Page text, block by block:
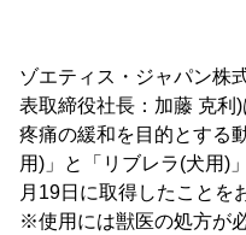
ゾエティス・ジャパン株
表取締役社長：加藤 克利
疼痛の緩和を目的とする
用)」と「リブレラ(犬用)
月19日に取得したことを
※使用には獣医の処方が